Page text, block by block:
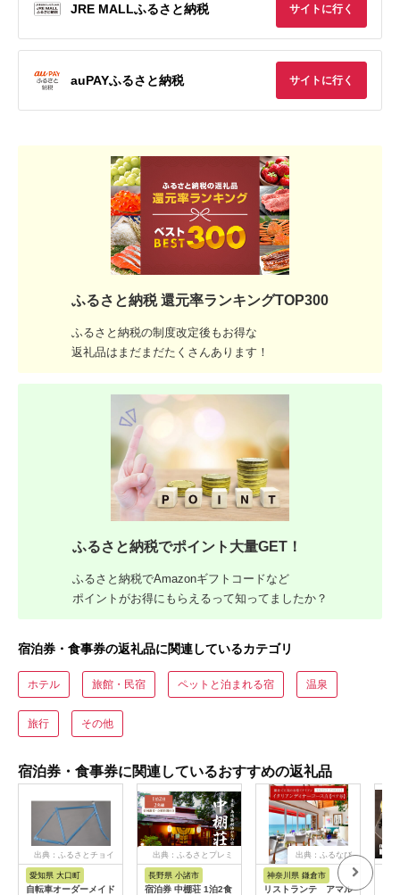
JRE MALLふるさと納税 サイトに行く
auPAYふるさと納税 サイトに行く
ふるさと納税 還元率ランキングTOP300
ふるさと納税の制度改定後もお得な
返礼品はまだまだたくさんあります！
ふるさと納税でポイント大量GET！
ふるさと納税でAmazonギフトコードなど
ポイントがお得にもらえるって知ってましたか？
宿泊券・食事券の返礼品に関連しているカテゴリ
ホテル 旅館・民宿 ペットと泊まれる宿 温泉
旅行 その他
宿泊券・食事券に関連しているおすすめの返礼品
出典：ふるさとチョイ
愛知県 大口町
自転車オーダーメイド
出典：ふるさとプレミ
長野県 小諸市
宿泊券 中棚荘 1泊2食
出典：ふるなび
神奈川県 鎌倉市
リストランテ アマル